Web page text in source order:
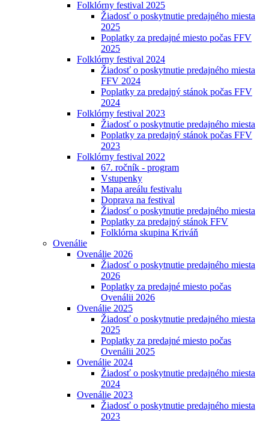
Folklórny festival 2025
Žiadosť o poskytnutie predajného miesta
2025
Poplatky za predajné miesto počas FFV
2025
Folklórny festival 2024
Žiadosť o poskytnutie predajného miesta
FFV 2024
Poplatky za predajný stánok počas FFV
2024
Folklórny festival 2023
Žiadosť o poskytnutie predajného miesta
Poplatky za predajný stánok počas FFV
2023
Folklórny festival 2022
67. ročník - program
Vstupenky
Mapa areálu festivalu
Doprava na festival
Žiadosť o poskytnutie predajného miesta
Poplatky za predajný stánok FFV
Folklórna skupina Kriváň
Ovenálie
Ovenálie 2026
Žiadosť o poskytnutie predajného miesta
2026
Poplatky za predajné miesto počas
Ovenálii 2026
Ovenálie 2025
Žiadosť o poskytnutie predajného miesta
2025
Poplatky za predajné miesto počas
Ovenálii 2025
Ovenálie 2024
Žiadosť o poskytnutie predajného miesta
2024
Ovenálie 2023
Žiadosť o poskytnutie predajného miesta
2023